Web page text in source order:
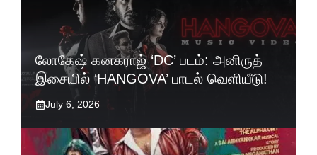
லோகேஷ் கனகராஜ் ‘DC’ படம்: அனிருத்
இசையில் ‘HANGOVA’ பாடல் வெளியீடு!
July 6, 2026